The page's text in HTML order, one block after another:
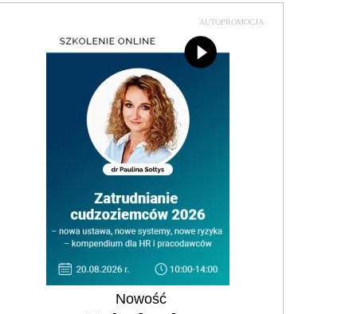
AUTOPROMOCJA
Nowość